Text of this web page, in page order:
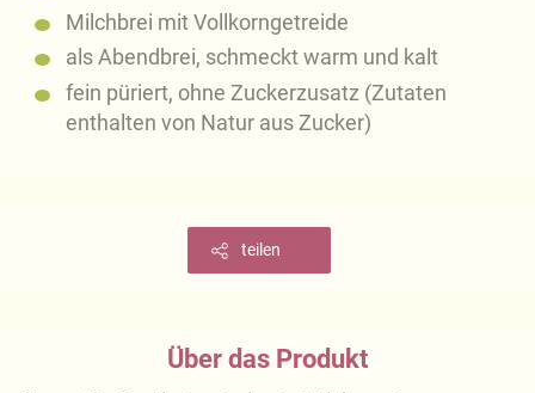
Milchbrei mit Vollkorngetreide
als Abendbrei, schmeckt warm und kalt
fein püriert, ohne Zuckerzusatz (Zutaten
enthalten von Natur aus Zucker)
teilen
Über das Produkt